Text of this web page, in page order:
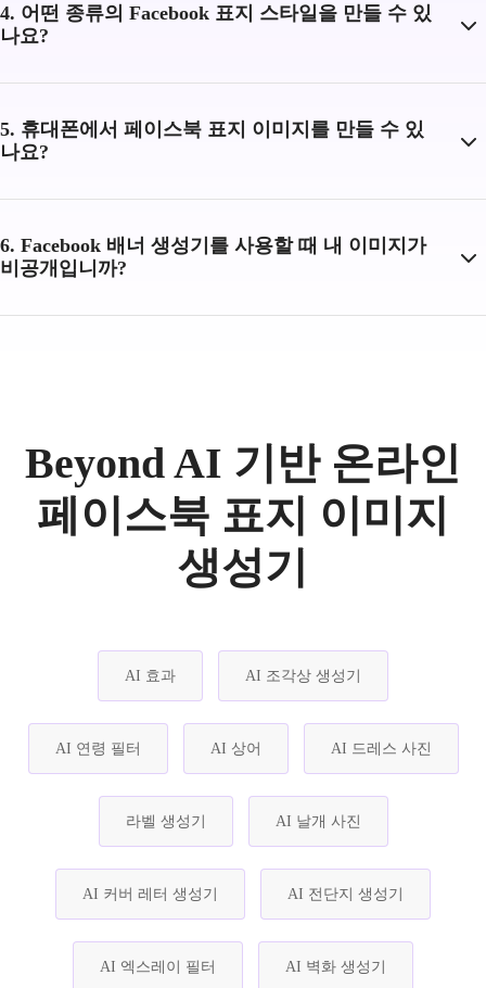
4. 어떤 종류의 Facebook 표지 스타일을 만들 수 있
나요?
5. 휴대폰에서 페이스북 표지 이미지를 만들 수 있
나요?
6. Facebook 배너 생성기를 사용할 때 내 이미지가
비공개입니까?
Beyond AI 기반 온라인
페이스북 표지 이미지
생성기
AI 효과 AI 조각상 생성기
AI 연령 필터 AI 상어 AI 드레스 사진
라벨 생성기 AI 날개 사진
AI 커버 레터 생성기 AI 전단지 생성기
AI 엑스레이 필터 AI 벽화 생성기